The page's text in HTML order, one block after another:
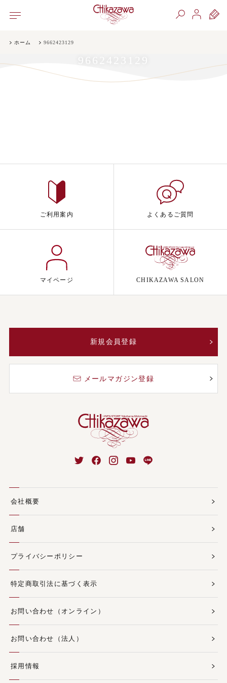
ホーム 9662423129
9662423129
ご利用案内 よくあるご質問
マイページ CHIKAZAWA SALON
新規会員登録
メールマガジン登録
会社概要
店舗
プライバシーポリシー
特定商取引法に基づく表示
お問い合わせ（オンライン）
お問い合わせ（法人）
採用情報